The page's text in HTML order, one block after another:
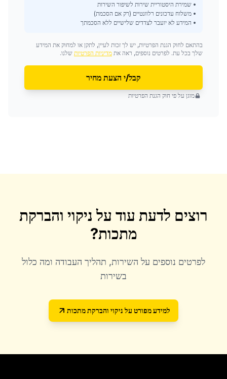
• שמירת היסטוריית שירות לשיפור השירות
• משלוח עדכונים רלוונטיים (רק אם הסכמת)
• המידע לא יועבר לצדדים שלישיים ללא הסכמתך
בהתאם לחוק הגנת הפרטיות, יש לך זכות לעיין, לתקן או למחוק את המידע
שלך בכל עת. לפרטים נוספים, ראה את מדיניות הפרטיות שלנו.
קבל/י הצעת מחיר
מוגן על פי חוק הגנת הפרטיות
רוצים לדעת עוד על ניקוי והברקת
מתכות?
לפרטים נוספים על השירות, תהליך העבודה ומה כלול
בשירות
למידע מפורט על ניקוי והברקת מתכות